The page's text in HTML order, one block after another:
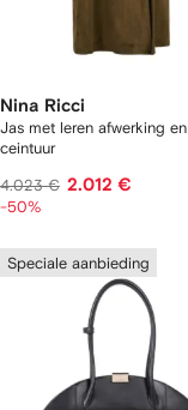
Nina Ricci
Jas met leren afwerking en
ceintuur
4.023 € 2.012 €
-50%
Speciale aanbieding